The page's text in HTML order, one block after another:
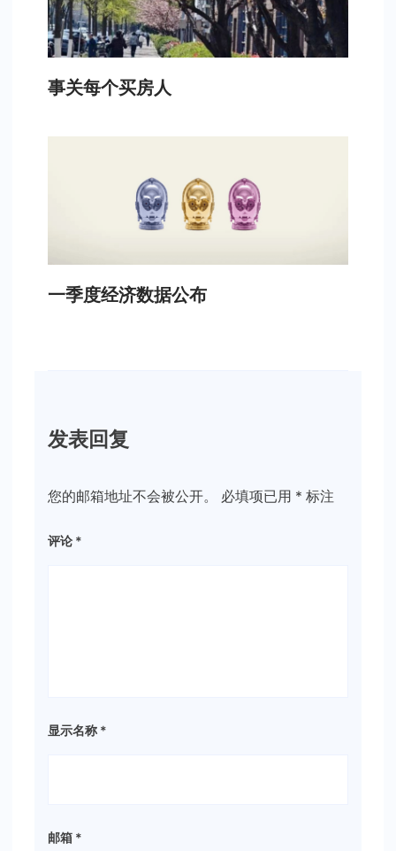
事关每个买房人
一季度经济数据公布
发表回复
您的邮箱地址不会被公开。 必填项已用 * 标注
评论 *
显示名称 *
邮箱 *